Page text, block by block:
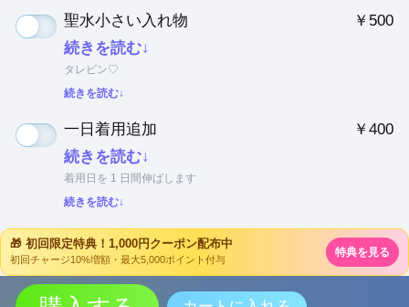
聖水小さい入れ物
続きを読む↓
タレビン♡
続きを読む↓
￥500
一日着用追加
続きを読む↓
着用日を 1 日間伸ばします
続きを読む↓
￥400
🎁 初回限定特典！1,000円クーポン配布中
初回チャージ10%増額・最大5,000ポイント付与
特典を見る